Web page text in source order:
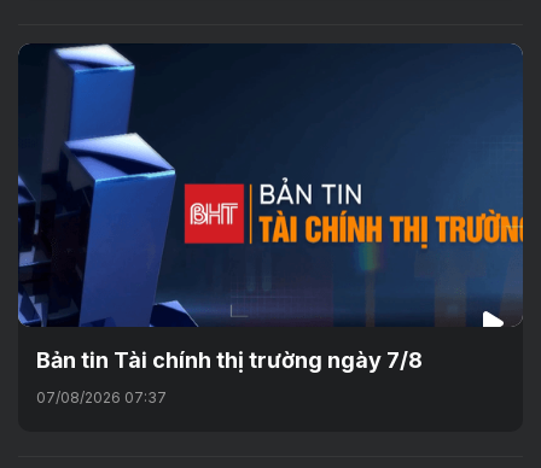
Bản tin Tài chính thị trường ngày 7/8
07/08/2026 07:37